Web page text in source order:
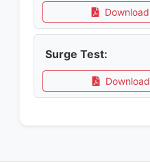
Download
Surge Test:
Download